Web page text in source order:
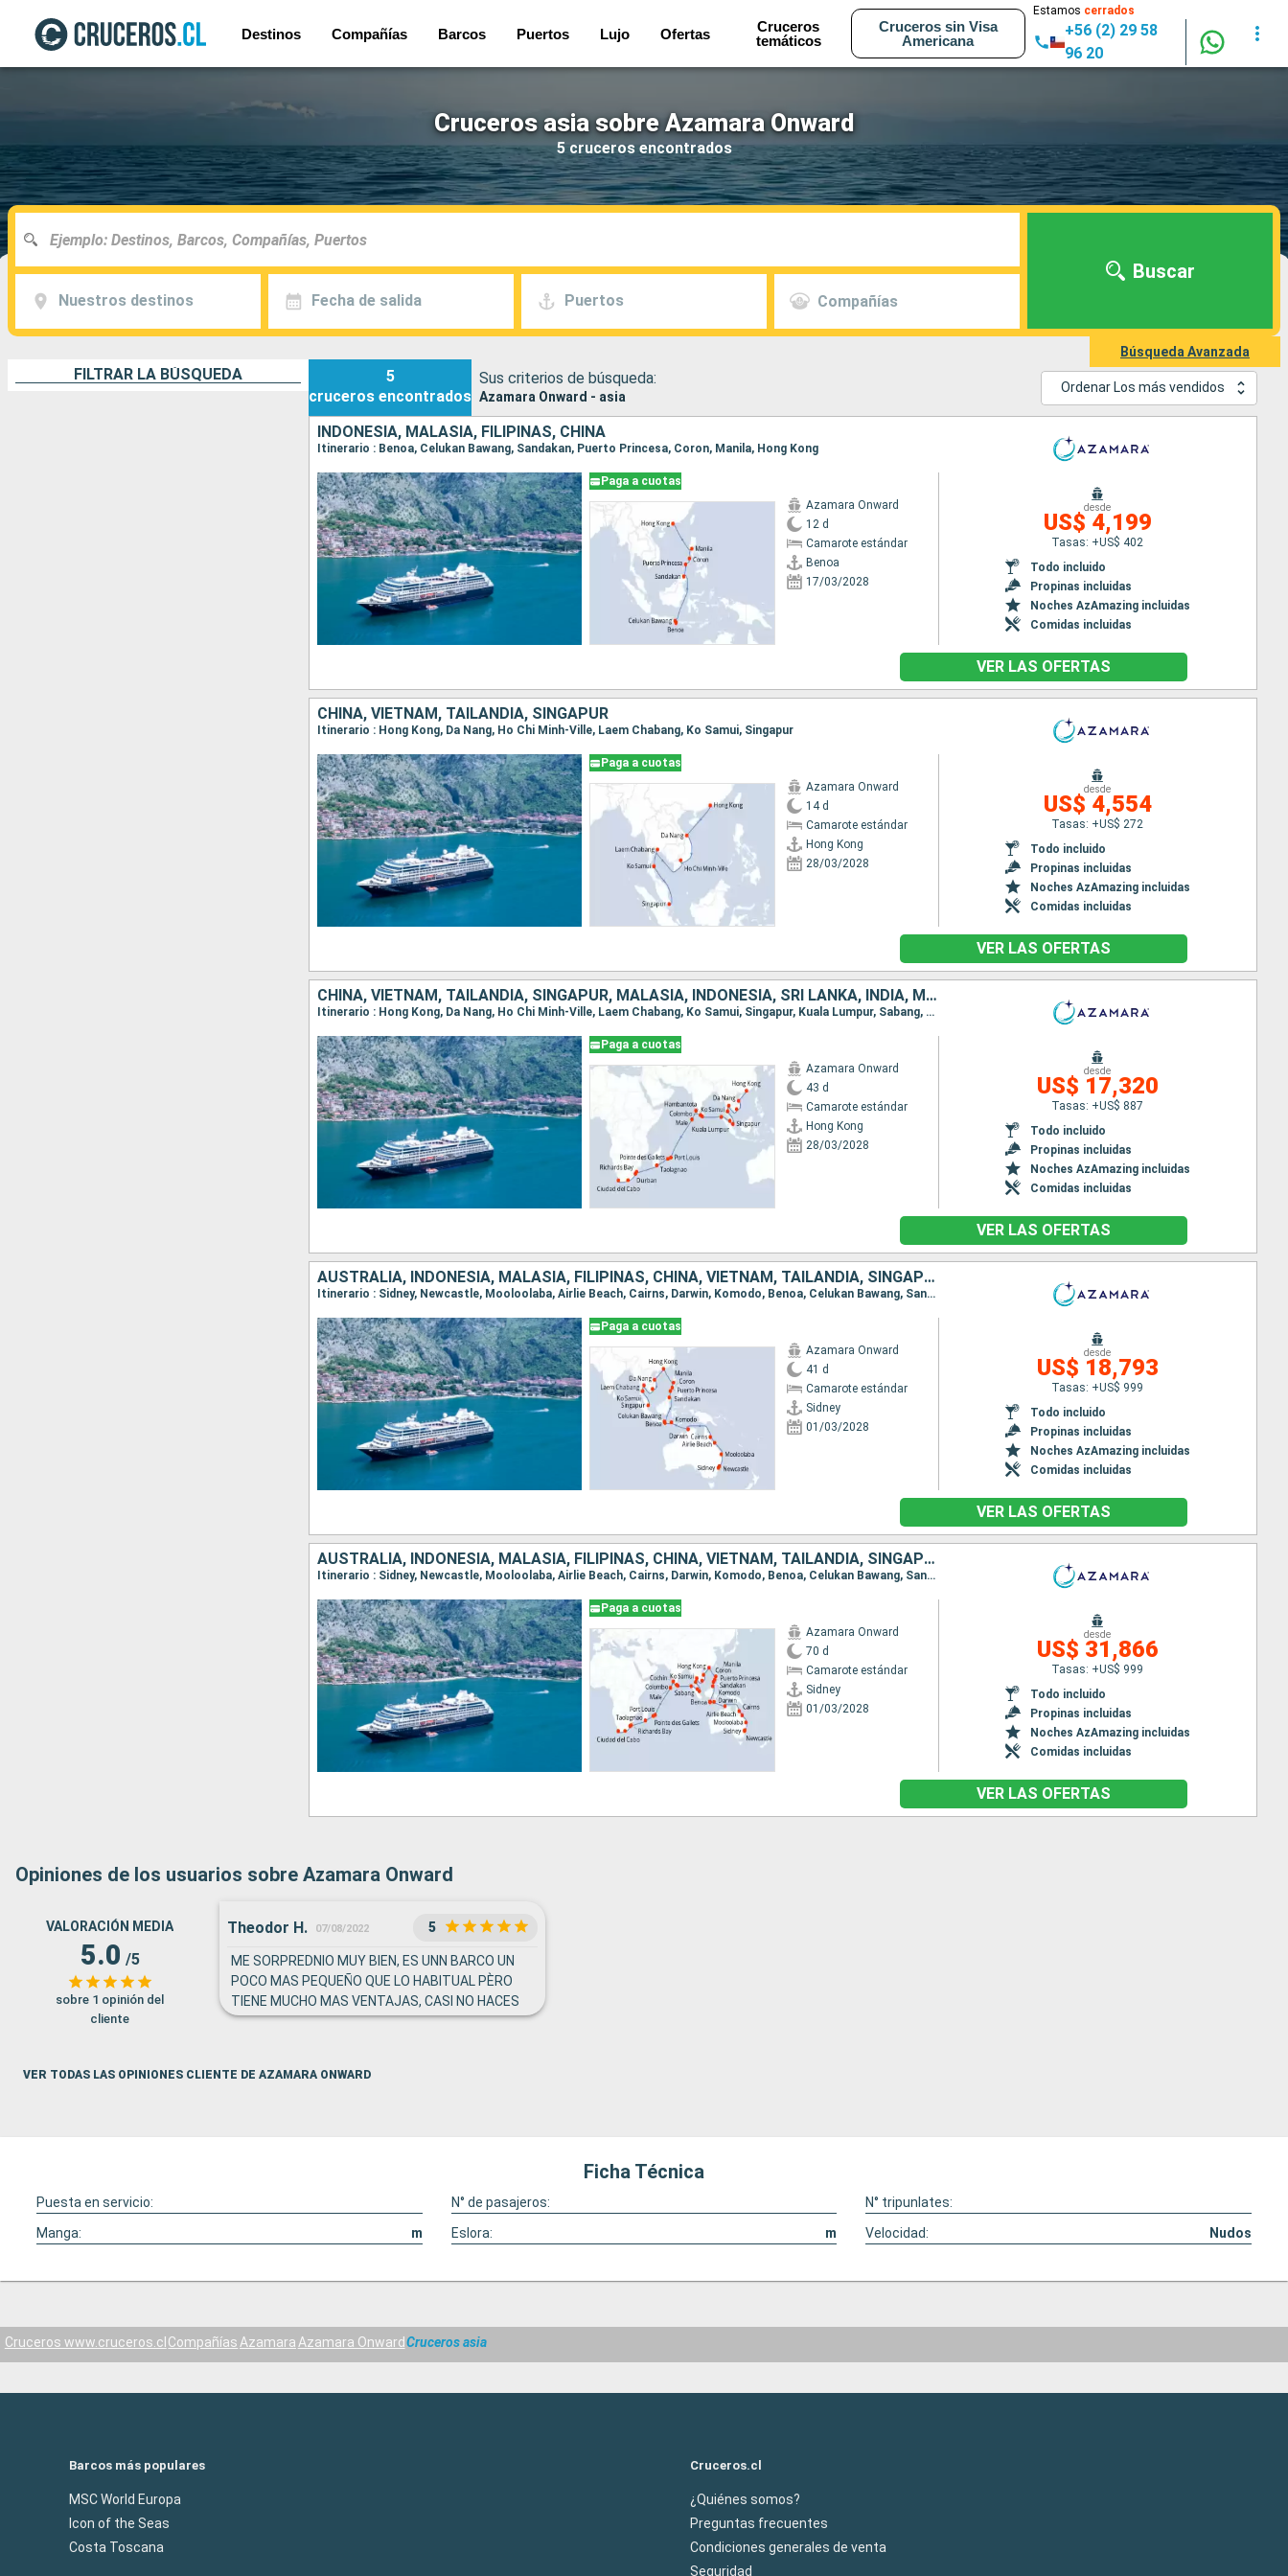
Destinos Compañías Barcos Puertos Lujo Ofertas
Cruceros
temáticos
Cruceros sin Visa
Americana
Estamos cerrados
+56 (2) 29 58
96 20
Cruceros asia sobre Azamara Onward
5 cruceros encontrados
Nuestros destinos Fecha de salida Puertos Compañías
Buscar
Búsqueda Avanzada
FILTRAR LA BÚSQUEDA
5
cruceros encontrados
Sus criterios de búsqueda:
Azamara Onward - asia
Ordenar Los más vendidos
INDONESIA, MALASIA, FILIPINAS, CHINA
Itinerario : Benoa, Celukan Bawang, Sandakan, Puerto Princesa, Coron, Manila, Hong Kong
Paga a cuotas
Azamara Onward
12 d
Camarote estándar
Benoa
17/03/2028
desde
US$ 4,199
Tasas: +US$ 402
Todo incluido
Propinas incluidas
Noches AzAmazing incluidas
Comidas incluidas
VER LAS OFERTAS
CHINA, VIETNAM, TAILANDIA, SINGAPUR
Itinerario : Hong Kong, Da Nang, Ho Chi Minh-Ville, Laem Chabang, Ko Samui, Singapur
Paga a cuotas
Azamara Onward
14 d
Camarote estándar
Hong Kong
28/03/2028
desde
US$ 4,554
Tasas: +US$ 272
Todo incluido
Propinas incluidas
Noches AzAmazing incluidas
Comidas incluidas
VER LAS OFERTAS
CHINA, VIETNAM, TAILANDIA, SINGAPUR, MALASIA, INDONESIA, SRI LANKA, INDIA, MALDIVAS, MAURICE, FRANCIA, MADAGASCAR, SUDAFRICA
Itinerario : Hong Kong, Da Nang, Ho Chi Minh-Ville, Laem Chabang, Ko Samui, Singapur, Kuala Lumpur, Sabang, Hambantota, Colombo, Cochin, Male, Port Louis, Pointe des Gallets, Taolagnao, Richards Bay, Durban, Puerto Elizabeth, Ciudad del Cabo
Paga a cuotas
Azamara Onward
43 d
Camarote estándar
Hong Kong
28/03/2028
desde
US$ 17,320
Tasas: +US$ 887
Todo incluido
Propinas incluidas
Noches AzAmazing incluidas
Comidas incluidas
VER LAS OFERTAS
AUSTRALIA, INDONESIA, MALASIA, FILIPINAS, CHINA, VIETNAM, TAILANDIA, SINGAPUR
Itinerario : Sidney, Newcastle, Mooloolaba, Airlie Beach, Cairns, Darwin, Komodo, Benoa, Celukan Bawang, Sandakan, Puerto Princesa, Coron, Manila, Hong Kong, Da Nang, Ho Chi Minh-Ville, Laem Chabang, Ko Samui, Singapur
Paga a cuotas
Azamara Onward
41 d
Camarote estándar
Sidney
01/03/2028
desde
US$ 18,793
Tasas: +US$ 999
Todo incluido
Propinas incluidas
Noches AzAmazing incluidas
Comidas incluidas
VER LAS OFERTAS
AUSTRALIA, INDONESIA, MALASIA, FILIPINAS, CHINA, VIETNAM, TAILANDIA, SINGAPUR, SRI LANKA, INDIA, MALDIVAS, MAURICE, FRANCIA, MADAGASCAR, SUDAFRICA
Itinerario : Sidney, Newcastle, Mooloolaba, Airlie Beach, Cairns, Darwin, Komodo, Benoa, Celukan Bawang, Sandakan, Puerto Princesa, Coron, Manila, Hong Kong, Da Nang, Ho Chi Minh-Ville, Laem Chabang, Ko Samui, Singapur, Kuala Lumpur, Sabang, Hambantota, Colombo, Cochin, Male, Port Louis, Pointe des Gallets, Taolagnao, Richards Bay, Durban, Puerto Elizabeth, Ciudad del Cabo
Paga a cuotas
Azamara Onward
70 d
Camarote estándar
Sidney
01/03/2028
desde
US$ 31,866
Tasas: +US$ 999
Todo incluido
Propinas incluidas
Noches AzAmazing incluidas
Comidas incluidas
VER LAS OFERTAS
Opiniones de los usuarios sobre Azamara Onward
VALORACIÓN MEDIA
5.0 /5
sobre 1 opinión del
cliente
Theodor H. 07/08/2022 5
ME SORPREDNIO MUY BIEN, ES UNN BARCO UN
POCO MAS PEQUEÑO QUE LO HABITUAL PÈRO
TIENE MUCHO MAS VENTAJAS, CASI NO HACES
FILAS PARA COMER, DESAYUNO, Y PARA SUBIR Y
VER TODAS LAS OPINIONES CLIENTE DE AZAMARA ONWARD
Ficha Técnica
Puesta en servicio: N° de pasajeros:
N° tripunlates:
Manga:
m Eslora: m Velocidad: Nudos
Cruceros www.cruceros.cl CompañíasAzamaraAzamara OnwardCruceros asia
Barcos más populares
MSC World Europa
Icon of the Seas
Costa Toscana
Cruceros.cl
¿Quiénes somos?
Preguntas frecuentes
Condiciones generales de venta
Seguridad